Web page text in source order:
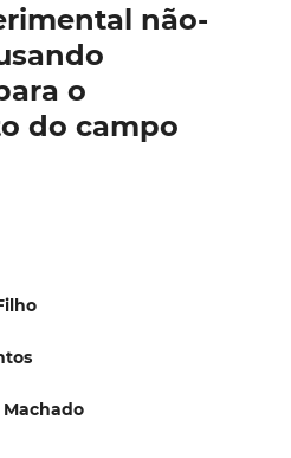
não-
o
do campo